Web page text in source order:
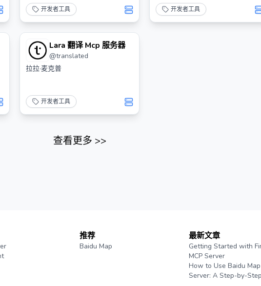
开发者工具 开发者工具
Lara 翻译 Mcp 服务器
@translated
拉拉·麦克普
开发者工具
查看更多 >>
推荐
Baidu Map
最新文章
Getting Started with
MCP Server
How to Use Baidu Map
Server: A Step-by-